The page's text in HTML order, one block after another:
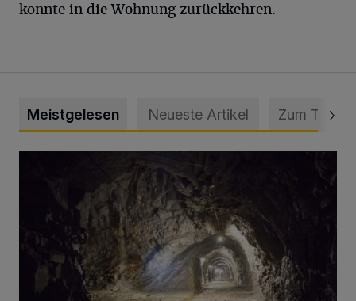
konnte in die Wohnung zurückkehren.
Meistgelesen Neueste Artikel Zum Thema